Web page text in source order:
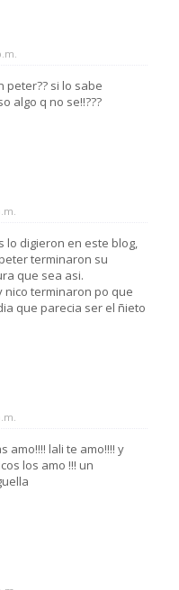
peter?? si lo sabe
algo q no se!!???
lo digieron en este blog,
terminaron su
que sea asi.
nico terminaron po que
que parecia ser el ñieto
amo!!!! lali te amo!!!! y
los amo !!! un